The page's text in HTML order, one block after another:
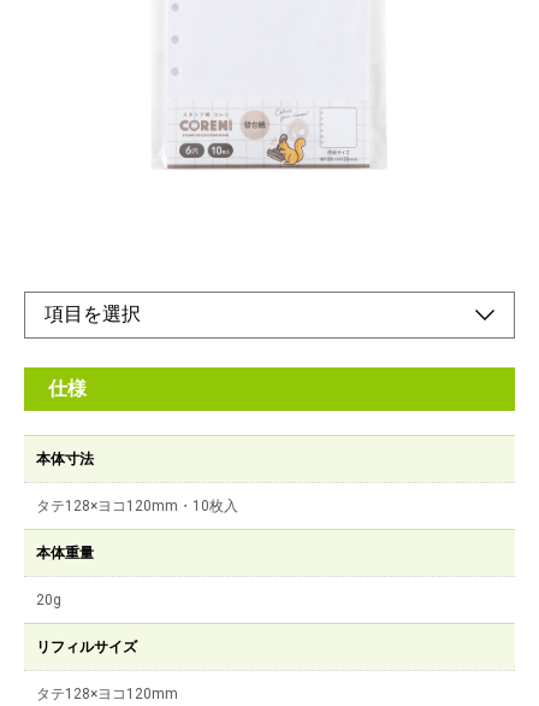
メーカー希望小売価格：
スタンプ用のコレクションバインダー CORENI(コレニ)の専用替
仕様
本体寸法
タテ128×ヨコ120mm・10枚入
本体重量
20g
リフィルサイズ
タテ128×ヨコ120mm